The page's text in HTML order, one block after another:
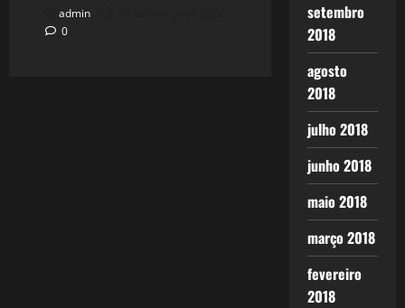
admin
0
setembro
2018
agosto
2018
julho 2018
junho 2018
maio 2018
março 2018
fevereiro
2018